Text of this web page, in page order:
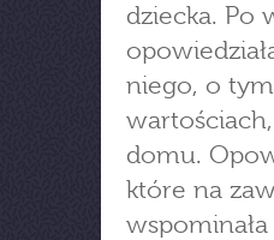
dziecka. Po
niego, o
domu.
które na